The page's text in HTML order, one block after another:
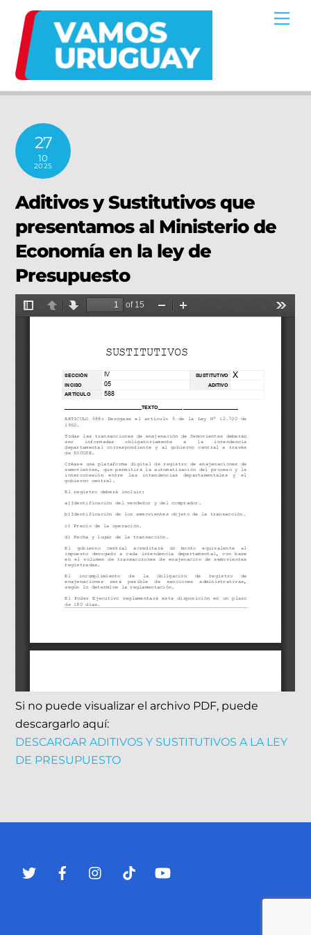
content
27
10
2025
Aditivos y Sustitutivos que
presentamos al Ministerio de
Economía en la ley de
Presupuesto
Si no puede visualizar el archivo PDF, puede
descargarlo aquí:
DESCARGAR ADITIVOS Y SUSTITUTIVOS A LA LEY
DE PRESUPUESTO